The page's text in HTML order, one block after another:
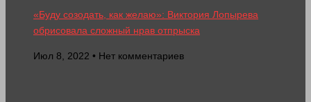
«Буду созодать, как желаю»: Виктория Лопырева
обрисовала сложный нрав отпрыска
Июл 8, 2022 • Нет комментариев